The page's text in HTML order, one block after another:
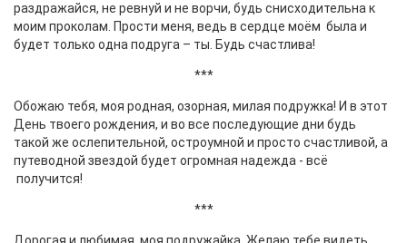
раздражайся, не ревнуй и не ворчи, будь снисходительна к
моим проколам. Прости меня, ведь в сердце моём была и
будет только одна подруга – ты. Будь счастлива!
***
Обожаю тебя, моя родная, озорная, милая подружка! И в этот
День твоего рождения, и во все последующие дни будь
такой же ослепительной, остроумной и просто счастливой, а
путеводной звездой будет огромная надежда - всё
получится!
***